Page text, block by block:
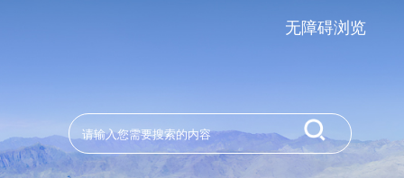
无障碍浏览